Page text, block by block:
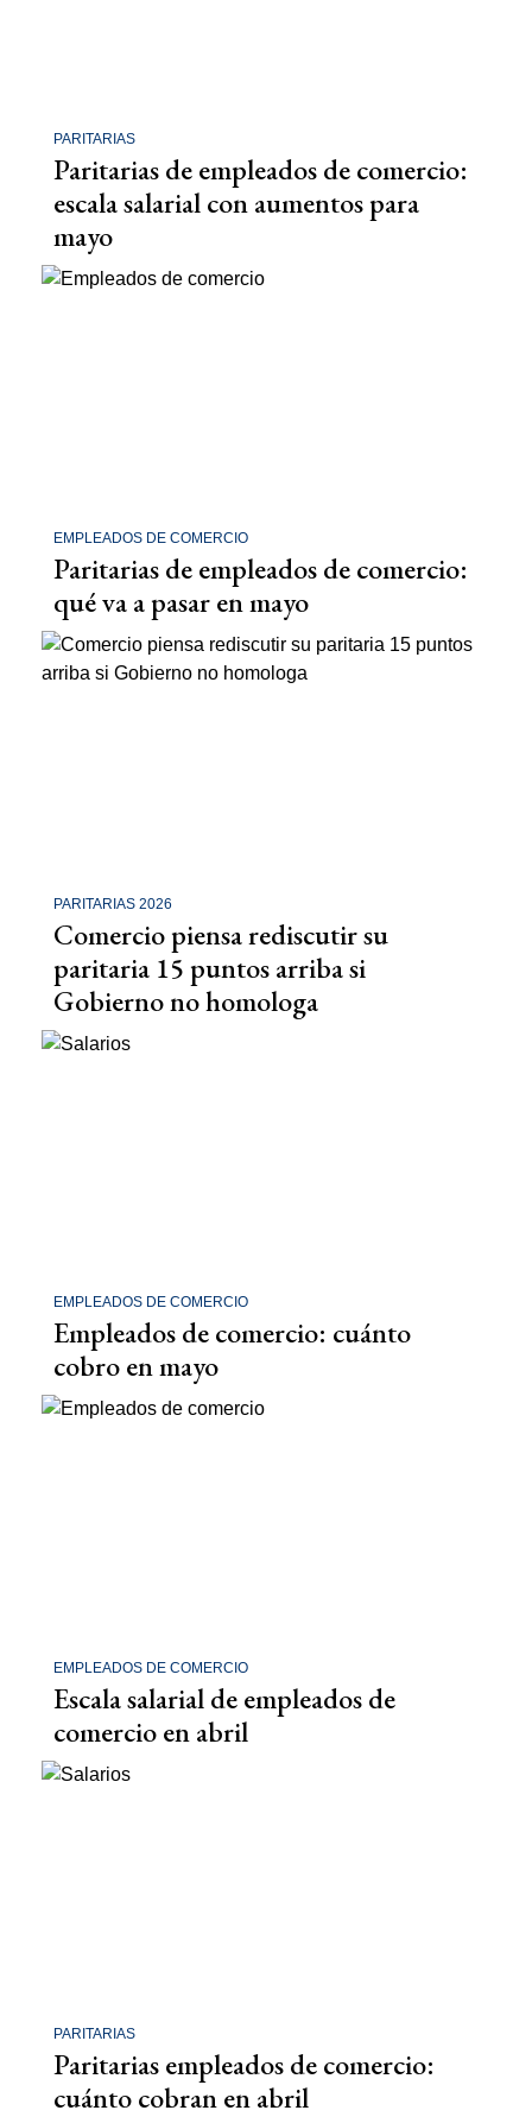
PARITARIAS
Paritarias de empleados de comercio:
escala salarial con aumentos para
mayo
EMPLEADOS DE COMERCIO
Paritarias de empleados de comercio:
qué va a pasar en mayo
PARITARIAS 2026
Comercio piensa rediscutir su
paritaria 15 puntos arriba si
Gobierno no homologa
EMPLEADOS DE COMERCIO
Empleados de comercio: cuánto
cobro en mayo
EMPLEADOS DE COMERCIO
Escala salarial de empleados de
comercio en abril
PARITARIAS
Paritarias empleados de comercio:
cuánto cobran en abril